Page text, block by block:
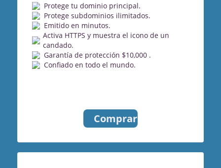
Protege tu dominio principal.
Protege subdominios ilimitados.
Emitido en minutos.
Activa HTTPS y muestra el icono de un
candado.
Garantía de protección $10,000 .
Confiado en todo el mundo.
Comprar